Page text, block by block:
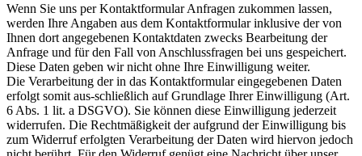
Wenn Sie uns per Kontaktformular Anfragen zukommen lassen,
werden Ihre Angaben aus dem Kontaktformular inklusive der von
Ihnen dort angegebenen Kontaktdaten zwecks Bearbeitung der
Anfrage und für den Fall von Anschlussfragen bei uns gespeichert.
Diese Daten geben wir nicht ohne Ihre Einwilligung weiter.
Die Verarbeitung der in das Kontaktformular eingegebenen Daten
erfolgt somit aus-schließlich auf Grundlage Ihrer Einwilligung (Art.
6 Abs. 1 lit. a DSGVO). Sie können diese Einwilligung jederzeit
widerrufen. Die Rechtmäßigkeit der aufgrund der Einwilligung bis
zum Widerruf erfolgten Verarbeitung der Daten wird hiervon jedoch